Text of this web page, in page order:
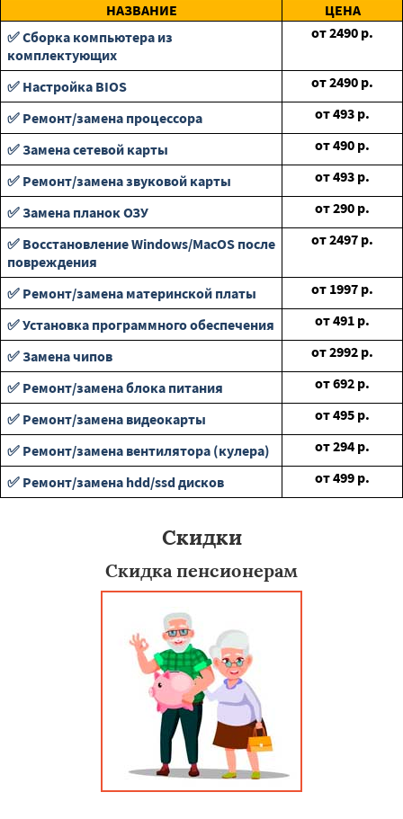
НАЗВАНИЕ
ЦЕНА
✅ Сборка компьютера из
комплектующих
от2490 р.
✅ Настройка BIOS от2490 р.
✅ Ремонт/замена процессора
от493 р.
✅ Замена сетевой карты
от490 р.
✅ Ремонт/замена звуковой карты
от493 р.
✅ Замена планок ОЗУ
от290 р.
✅ Восстановление Windows/MacOS после
повреждения
от2497 р.
✅ Ремонт/замена материнской платы от 1997 р.
✅ Установка программного обеспечения
от491 р.
✅ Замена чипов
от2992 р.
✅ Ремонт/замена блока питания
от692 р.
✅ Ремонт/замена видеокарты
от495 р.
✅ Ремонт/замена вентилятора (кулера)
от294 р.
✅ Ремонт/замена hdd/ssd дисков
от499 р.
Скидки
Скидка пенсионерам